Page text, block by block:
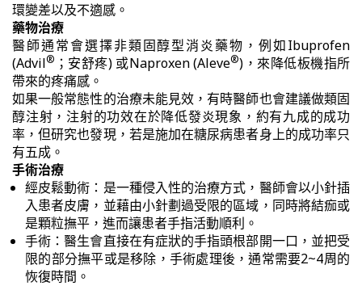
環變差以及不適感。
藥物治療
醫師通常會選擇非類固醇型消炎藥物，例如Ibuprofen
(Advil® ；安舒疼) 或Naproxen (Aleve®)，來降低板機指所
帶來的疼痛感。
如果一般常態性的治療未能見效，有時醫師也會建議做類固
醇注射，注射的功效在於降低發炎現象，約有九成的成功
率，但研究也發現，若是施加在糖尿病患者身上的成功率只
有五成。
手術治療
經皮鬆動術：是一種侵入性的治療方式，醫師會以小針插
入患者皮膚，並藉由小針劃過受限的區域，同時將結痂或
是顆粒撫平，進而讓患者手指活動順利。
手術：醫生會直接在有症狀的手指頭根部開一口，並把受
限的部分撫平或是移除，手術處理後，通常需要2~4周的
恢復時間。